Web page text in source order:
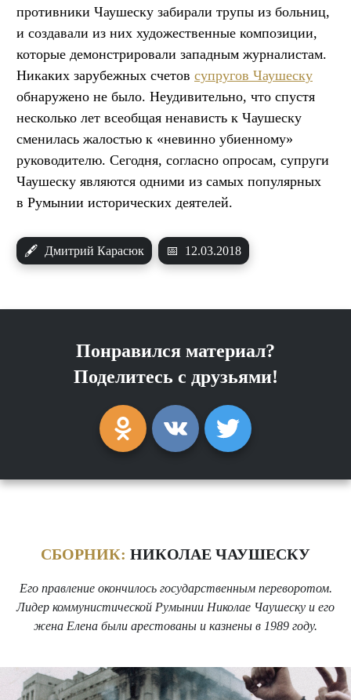
противники Чаушеску забирали трупы из больниц,
и создавали из них художественные композиции,
которые демонстрировали западным журналистам.
Никаких зарубежных счетов супругов Чаушеску
обнаружено не было. Неудивительно, что спустя
несколько лет всеобщая ненависть к Чаушеску
сменилась жалостью к «невинно убиенному»
руководителю. Сегодня, согласно опросам, супруги
Чаушеску являются одними из самых популярных
в Румынии исторических деятелей.
🖋 Дмитрий Карасюк 📅 12.03.2018
Понравился материал?
Поделитесь с друзьями!
СБОРНИК: НИКОЛАЕ ЧАУШЕСКУ
Его правление окончилось государственным переворотом.
Лидер коммунистической Румынии Николае Чаушеску и его
жена Елена были арестованы и казнены в 1989 году.